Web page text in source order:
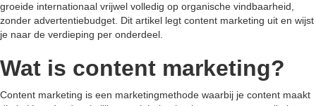
groeide internationaal vrijwel volledig op organische vindbaarheid,
zonder advertentiebudget. Dit artikel legt content marketing uit en wijst
je naar de verdieping per onderdeel.
Wat is content marketing?
Content marketing is een marketingmethode waarbij je content maakt